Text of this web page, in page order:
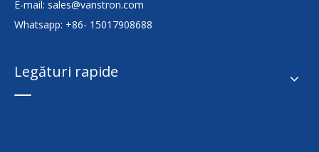
E-mail: sales@vanstron.com
Whatsapp: +86- 15017908688
Legături rapide